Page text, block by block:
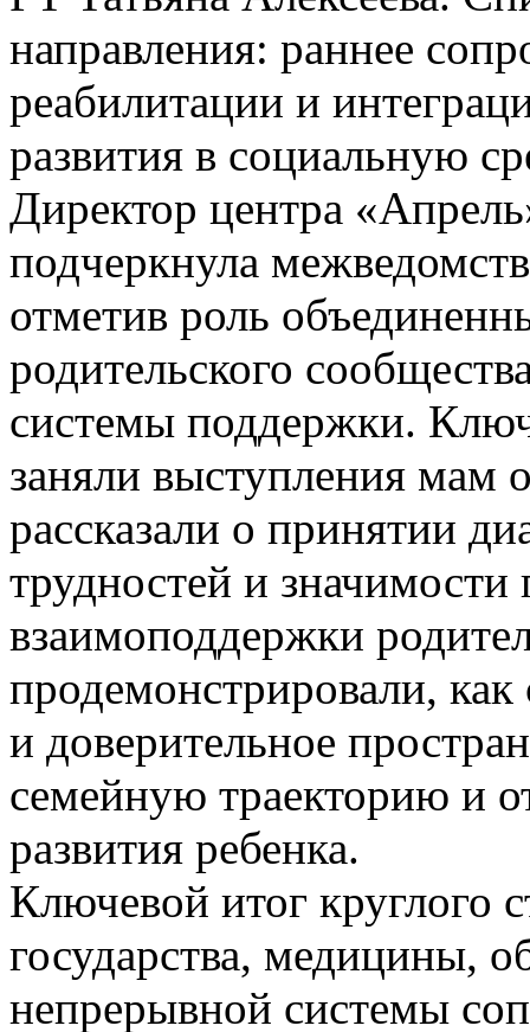
направления: раннее
реабилитации и
развития в социальную
Директор центра
подчеркнула
отметив роль
родительского
системы поддержки.
заняли выступления мам
рассказали о принятии
трудностей и
взаимоподдержки
продемонстрировали,
и доверительное
семейную траекторию и
развития ребенка.
Ключевой итог круглого
государства, медицины,
непрерывной системы